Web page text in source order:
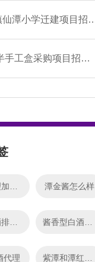
潭小学迁建项目招标公告
工盒采购项目招标公告
潭金酱怎么样
酱香型白酒和浓香型白酒的区别
代理